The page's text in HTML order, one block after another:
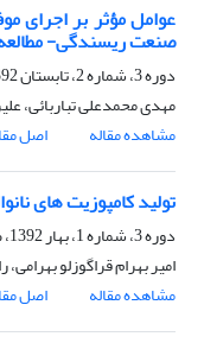
صنعت ریسندگی-
دوره 3، شماره 2، تابستان 1392، صفحه
مهدی محمدعلی تباربائی،
مشاهده مقاله
اصل
تولید کامپوزیت های
دوره 3، شماره 1، بهار 1392، صفحه
امیر بهرام قراگوزلو
مشاهده مقاله
اصل